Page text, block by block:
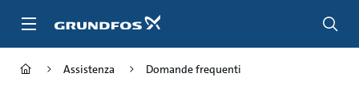
Assistenza Domande frequenti